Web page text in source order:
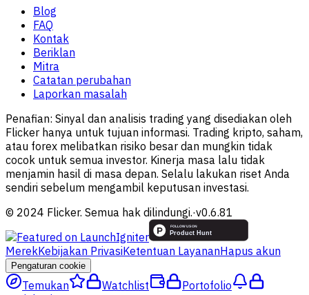
Blog
FAQ
Kontak
Beriklan
Mitra
Catatan perubahan
Laporkan masalah
Penafian: Sinyal dan analisis trading yang disediakan oleh
Flicker hanya untuk tujuan informasi. Trading kripto, saham,
atau forex melibatkan risiko besar dan mungkin tidak
cocok untuk semua investor. Kinerja masa lalu tidak
menjamin hasil di masa depan. Selalu lakukan riset Anda
sendiri sebelum mengambil keputusan investasi.
© 2024 Flicker. Semua hak dilindungi.·v0.6.81
MerekKebijakan PrivasiKetentuan LayananHapus akun
Pengaturan cookie
Temukan Watchlist
Portofolio